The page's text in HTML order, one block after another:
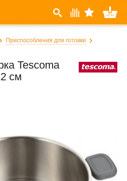
Приспособления для готовки
Tescoma
см